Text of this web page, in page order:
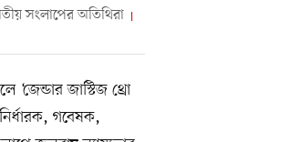
সংলাপের অতিথিরা
‘জেন্ডার জাস্টিজ থ্রো
গবেষক,